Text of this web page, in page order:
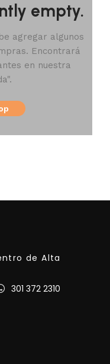
empty.
agregar algunos
Encontrará
en nuestra
de Alta
301 372 2310